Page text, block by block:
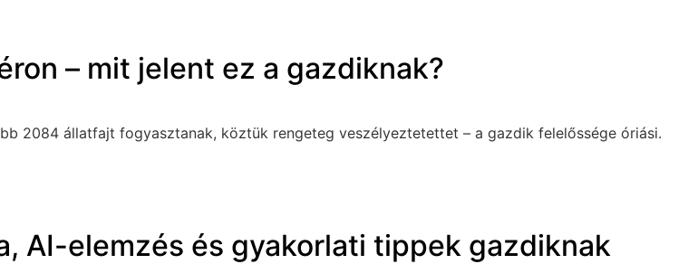
– mit jelent ez a gazdiknak?
2084 állatfajt fogyasztanak, köztük rengeteg veszélyeztetettet – a gazdik felelőssége óriási.
AI-elemzés és gyakorlati tippek gazdiknak